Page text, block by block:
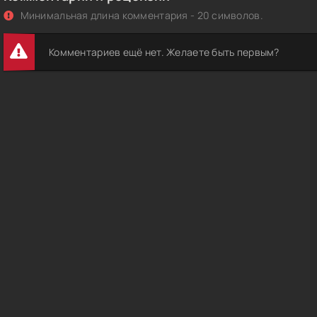
Минимальная длина комментария - 20 символов.
Комментариев ещё нет. Желаете быть первым?